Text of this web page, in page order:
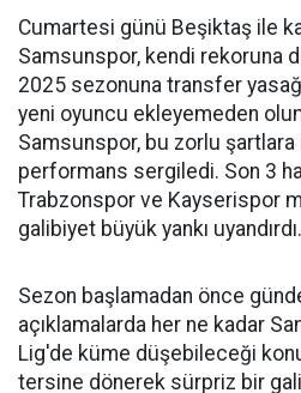
Cumartesi günü Beşiktaş ile
Samsunspor, kendi rekoruna
2025 sezonuna transfer
yeni oyuncu ekleyemeden
Samsunspor, bu zorlu
performans sergiledi. Son 3
Trabzonspor ve Kayserispor
galibiyet büyük yankı uyandırdı.
Sezon başlamadan önce
açıklamalarda her ne kadar
Lig'de küme düşebileceği
tersine dönerek sürpriz bir